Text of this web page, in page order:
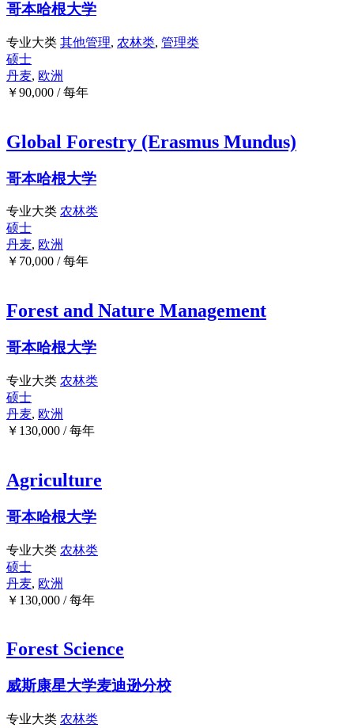
哥本哈根大学
专业大类 其他管理, 农林类, 管理类
硕士
丹麦, 欧洲
￥90,000 / 每年
Global Forestry (Erasmus Mundus)
哥本哈根大学
专业大类 农林类
硕士
丹麦, 欧洲
￥ 70,000 / 每年
Forest and Nature Management
哥本哈根大学
专业大类 农林类
硕士
丹麦, 欧洲
￥ 130,000 / 每年
Agriculture
哥本哈根大学
专业大类 农林类
硕士
丹麦, 欧洲
￥ 130,000 / 每年
Forest Science
威斯康星大学麦迪逊分校
专业大类 农林类